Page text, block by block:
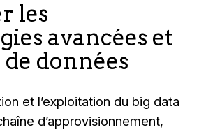
les
avancées et
de données
et l’exploitation du big data
d’approvisionnement,